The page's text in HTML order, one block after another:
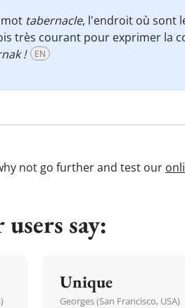
tabernacle, l'endroit où sont
très courant pour exprimer la
!
EN
not go further and test our
say:
Unique
Georges (San Francisco, USA)